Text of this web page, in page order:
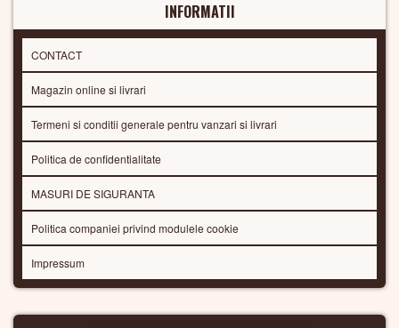
INFORMATII
CONTACT
Magazin online si livrari
Termeni si conditii generale pentru vanzari si livrari
Politica de confidentialitate
MASURI DE SIGURANTA
Politica companiei privind modulele cookie
Impressum